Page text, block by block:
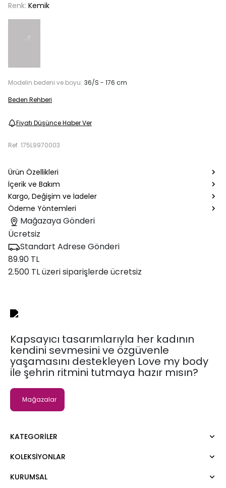
Renk: Kemik
Modelin bedeni ve boyu: 36/S - 176 cm
Beden Rehberi
Fiyatı Düşünce Haber Ver
Ref. 175L9970003
Ürün Özellikleri
İçerik ve Bakım
Kargo, Değişim ve İadeler
Ödeme Yöntemleri
Mağazaya Gönderi
Ücretsiz
Standart Adrese Gönderi
89.90 TL
2.500 TL üzeri siparişlerde ücretsiz
Kapsayıcı tasarımlarıyla her kadının
kendini sevmesini ve özgüvenle
yaşamasını destekleyen Love my body
ile şehrin ritmini tutmaya hazır mısın?
Mağazalar
KATEGORILER
Elbise
KOLEKSIYONLAR
Moda Tutkusu
KURUMSAL